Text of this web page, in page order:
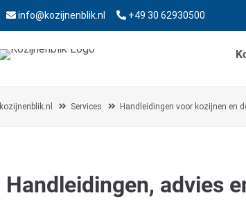
info@kozijnenblik.nl +49 30 62930500
kozijnenblik.nl Services Handleidingen voor kozijnen en
Handleidingen, advies